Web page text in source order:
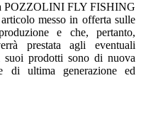
POZZOLINI FLY FISHING
messo in offerta sulle
e che, pertanto,
prestata agli eventuali
prodotti sono di nuova
di ultima generazione ed